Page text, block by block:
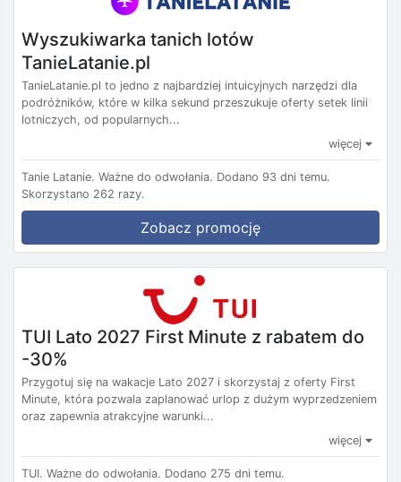
Wyszukiwarka tanich lotów
TanieLatanie.pl
TanieLatanie.pl to jedno z najbardziej intuicyjnych narzędzi dla
podróżników, które w kilka sekund przeszukuje oferty setek linii
lotniczych, od popularnych...
więcej
Tanie Latanie. Ważne do odwołania. Dodano 93 dni temu.
Skorzystano 262 razy.
Zobacz promocję
TUI Lato 2027 First Minute z rabatem do
-30%
Przygotuj się na wakacje Lato 2027 i skorzystaj z oferty First
Minute, która pozwala zaplanować urlop z dużym wyprzedzeniem
oraz zapewnia atrakcyjne warunki...
więcej
TUI. Ważne do odwołania. Dodano 275 dni temu.